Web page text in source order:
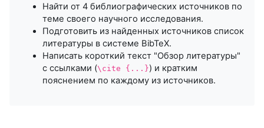
Найти от 4 библиографических источников по
теме своего научного исследования.
Подготовить из найденных источников список
литературы в системе BibTeX.
Написать короткий текст "Обзор литературы"
с ссылками (\cite {...}) и кратким
пояснением по каждому из источников.